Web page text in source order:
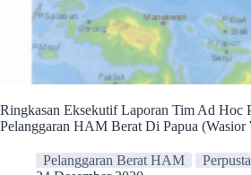
Ringkasan Eksekutif Laporan Tim Ad Hoc
Pelanggaran HAM Berat Di Papua (Wasior
Pelanggaran Berat HAM